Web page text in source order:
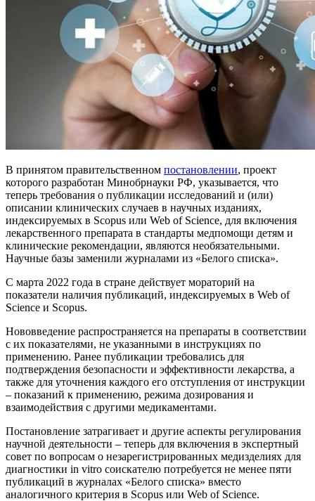
В принятом правительственном постановлении, проект
которого разработан Минобрнауки РФ, указывается, что
теперь требования о публикации исследований и (или)
описании клинических случаев в научных изданиях,
индексируемых в Scopus или Web of Science, для включения
лекарственного препарата в стандарты медпомощи детям и
клинические рекомендации, являются необязательными.
Научные базы заменили журналами из «Белого списка».
С марта 2022 года в стране действует мораторий на
показатели наличия публикаций, индексируемых в Web of
Science и Scopus.
Нововведение распространяется на препараты в соответствии
с их показателями, не указанными в инструкциях по
применению. Ранее публикации требовались для
подтверждения безопасности и эффективности лекарства, а
также для уточнения каждого его отступления от инструкции
– показаний к применению, режима дозирования и
взаимодействия с другими медикаментами.
Постановление затрагивает и другие аспекты регулирования
научной деятельности – теперь для включения в экспертный
совет по вопросам о незарегистрированных медизделиях для
диагностики in vitro соискателю потребуется не менее пяти
публикаций в журналах «Белого списка» вместо
аналогичного критерия в Scopus или Web of Science.